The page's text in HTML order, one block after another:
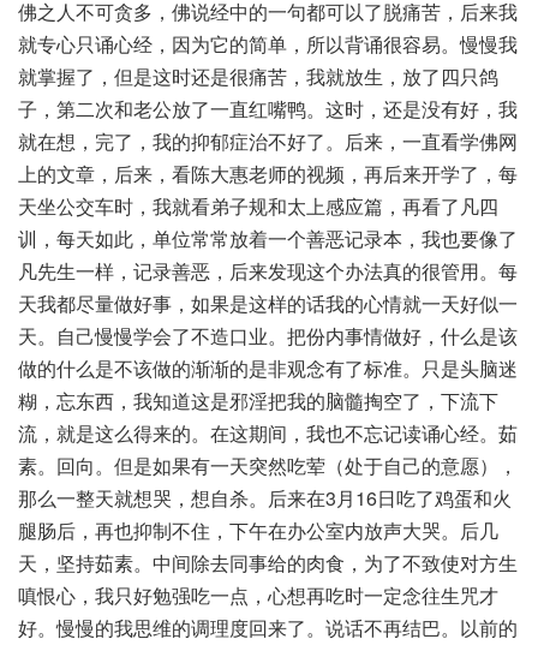
佛之人不可贪多，佛说经中的一句都可以了脱痛苦，后来我
就专心只诵心经，因为它的简单，所以背诵很容易。慢慢我
就掌握了，但是这时还是很痛苦，我就放生，放了四只鸽
子，第二次和老公放了一直红嘴鸭。这时，还是没有好，我
就在想，完了，我的抑郁症治不好了。后来，一直看学佛网
上的文章，后来，看陈大惠老师的视频，再后来开学了，每
天坐公交车时，我就看弟子规和太上感应篇，再看了凡四
训，每天如此，单位常常放着一个善恶记录本，我也要像了
凡先生一样，记录善恶，后来发现这个办法真的很管用。每
天我都尽量做好事，如果是这样的话我的心情就一天好似一
天。自己慢慢学会了不造口业。把份内事情做好，什么是该
做的什么是不该做的渐渐的是非观念有了标准。只是头脑迷
糊，忘东西，我知道这是邪淫把我的脑髓掏空了，下流下
流，就是这么得来的。在这期间，我也不忘记读诵心经。茹
素。回向。但是如果有一天突然吃荤（处于自己的意愿），
那么一整天就想哭，想自杀。后来在3月16日吃了鸡蛋和火
腿肠后，再也抑制不住，下午在办公室内放声大哭。后几
天，坚持茹素。中间除去同事给的肉食，为了不致使对方生
嗔恨心，我只好勉强吃一点，心想再吃时一定念往生咒才
好。慢慢的我思维的调理度回来了。说话不再结巴。以前的